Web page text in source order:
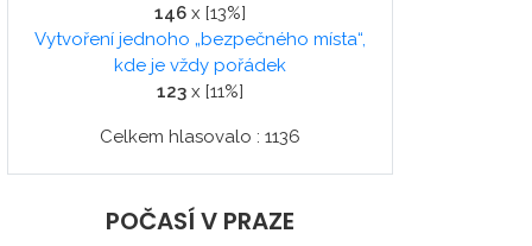
146 x [13%]
Vytvoření jednoho „bezpečného místa“,
kde je vždy pořádek
123 x [11%]
Celkem hlasovalo : 1136
POČASÍ V PRAZE